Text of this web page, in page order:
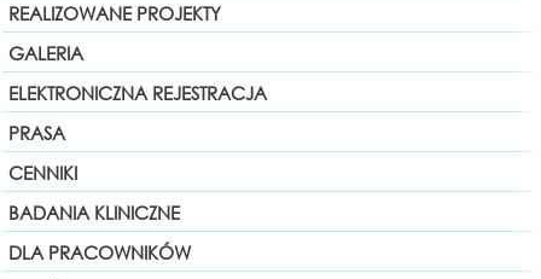
REALIZOWANE PROJEKTY
GALERIA
ELEKTRONICZNA REJESTRACJA
PRASA
CENNIKI
BADANIA KLINICZNE
DLA PRACOWNIKÓW